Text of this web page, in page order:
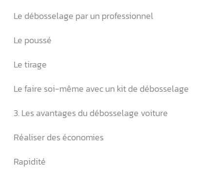
Le débosselage par un professionnel
Le poussé
Le tirage
Le faire soi-même avec un kit de débosselage
3. Les avantages du débosselage voiture
Réaliser des économies
Rapidité